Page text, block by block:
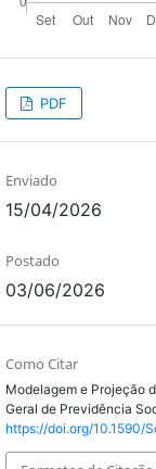
PDF
Enviado
15/04/2026
Postado
03/06/2026
Como Citar
Modelagem e Projeção
Geral de Previdência
https://doi.org/10.1590/